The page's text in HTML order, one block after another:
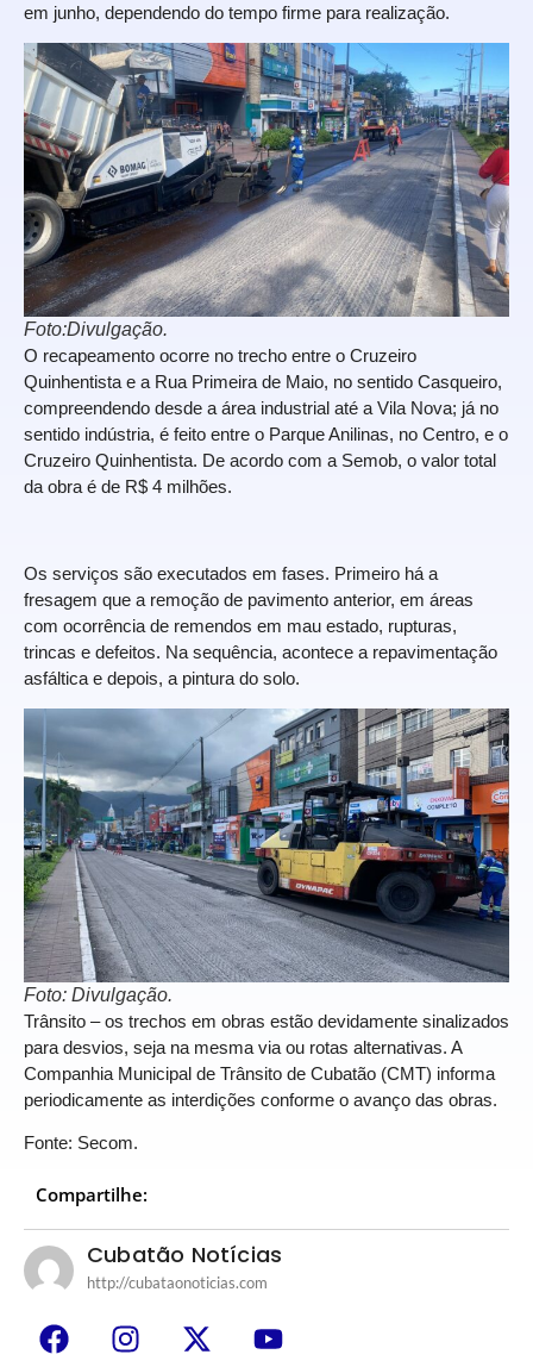
em junho, dependendo do tempo firme para realização.
Foto:Divulgação.
O recapeamento ocorre no trecho entre o Cruzeiro
Quinhentista e a Rua Primeira de Maio, no sentido Casqueiro,
compreendendo desde a área industrial até a Vila Nova; já no
sentido indústria, é feito entre o Parque Anilinas, no Centro, e o
Cruzeiro Quinhentista. De acordo com a Semob, o valor total
da obra é de R$ 4 milhões.
Os serviços são executados em fases. Primeiro há a
fresagem que a remoção de pavimento anterior, em áreas
com ocorrência de remendos em mau estado, rupturas,
trincas e defeitos. Na sequência, acontece a repavimentação
asfáltica e depois, a pintura do solo.
Foto: Divulgação.
Trânsito – os trechos em obras estão devidamente sinalizados
para desvios, seja na mesma via ou rotas alternativas. A
Companhia Municipal de Trânsito de Cubatão (CMT) informa
periodicamente as interdições conforme o avanço das obras.
Fonte: Secom.
Compartilhe:
Cubatão Notícias
http://cubataonoticias.com